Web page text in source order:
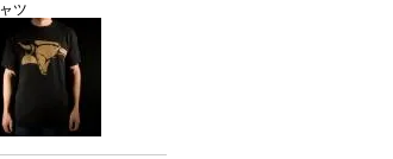
ツ